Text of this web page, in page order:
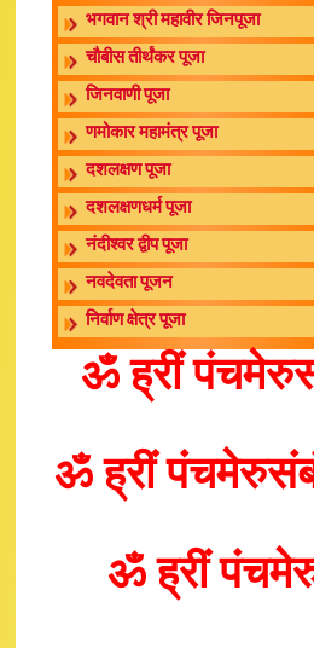
भगवान श्री महावीर जिनपूजा
चौबीस तीर्थंकर पूजा
जिनवाणी पूजा
णमोकार महामंत्र पूजा
दशलक्षण पूजा
दशलक्षणधर्म पूजा
नंदीश्वर द्वीप पूजा
नवदेवता पूजन
निर्वाण क्षेत्र पूजा
ॐ ह्रीं
ॐ ह्रीं
ॐ ह्रीं